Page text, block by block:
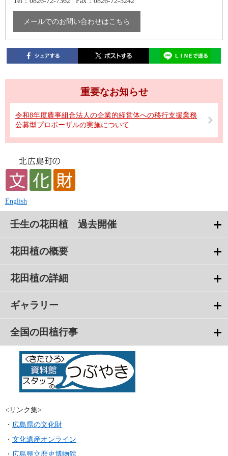
重要なお知らせ
令和8年度農事組合法人の企業的経営体への移行支援業務
公募型プロポーザルの実施について
English
壬生の花田植 過去開催
花田植の概要
花田植の詳細
ギャラリー
全国の田植行事
<リンク集>
・ 広島県の文化財
・ 文化遺産オンライン
・ 広島県立歴史博物館
メールでのお問い合わせはこちら